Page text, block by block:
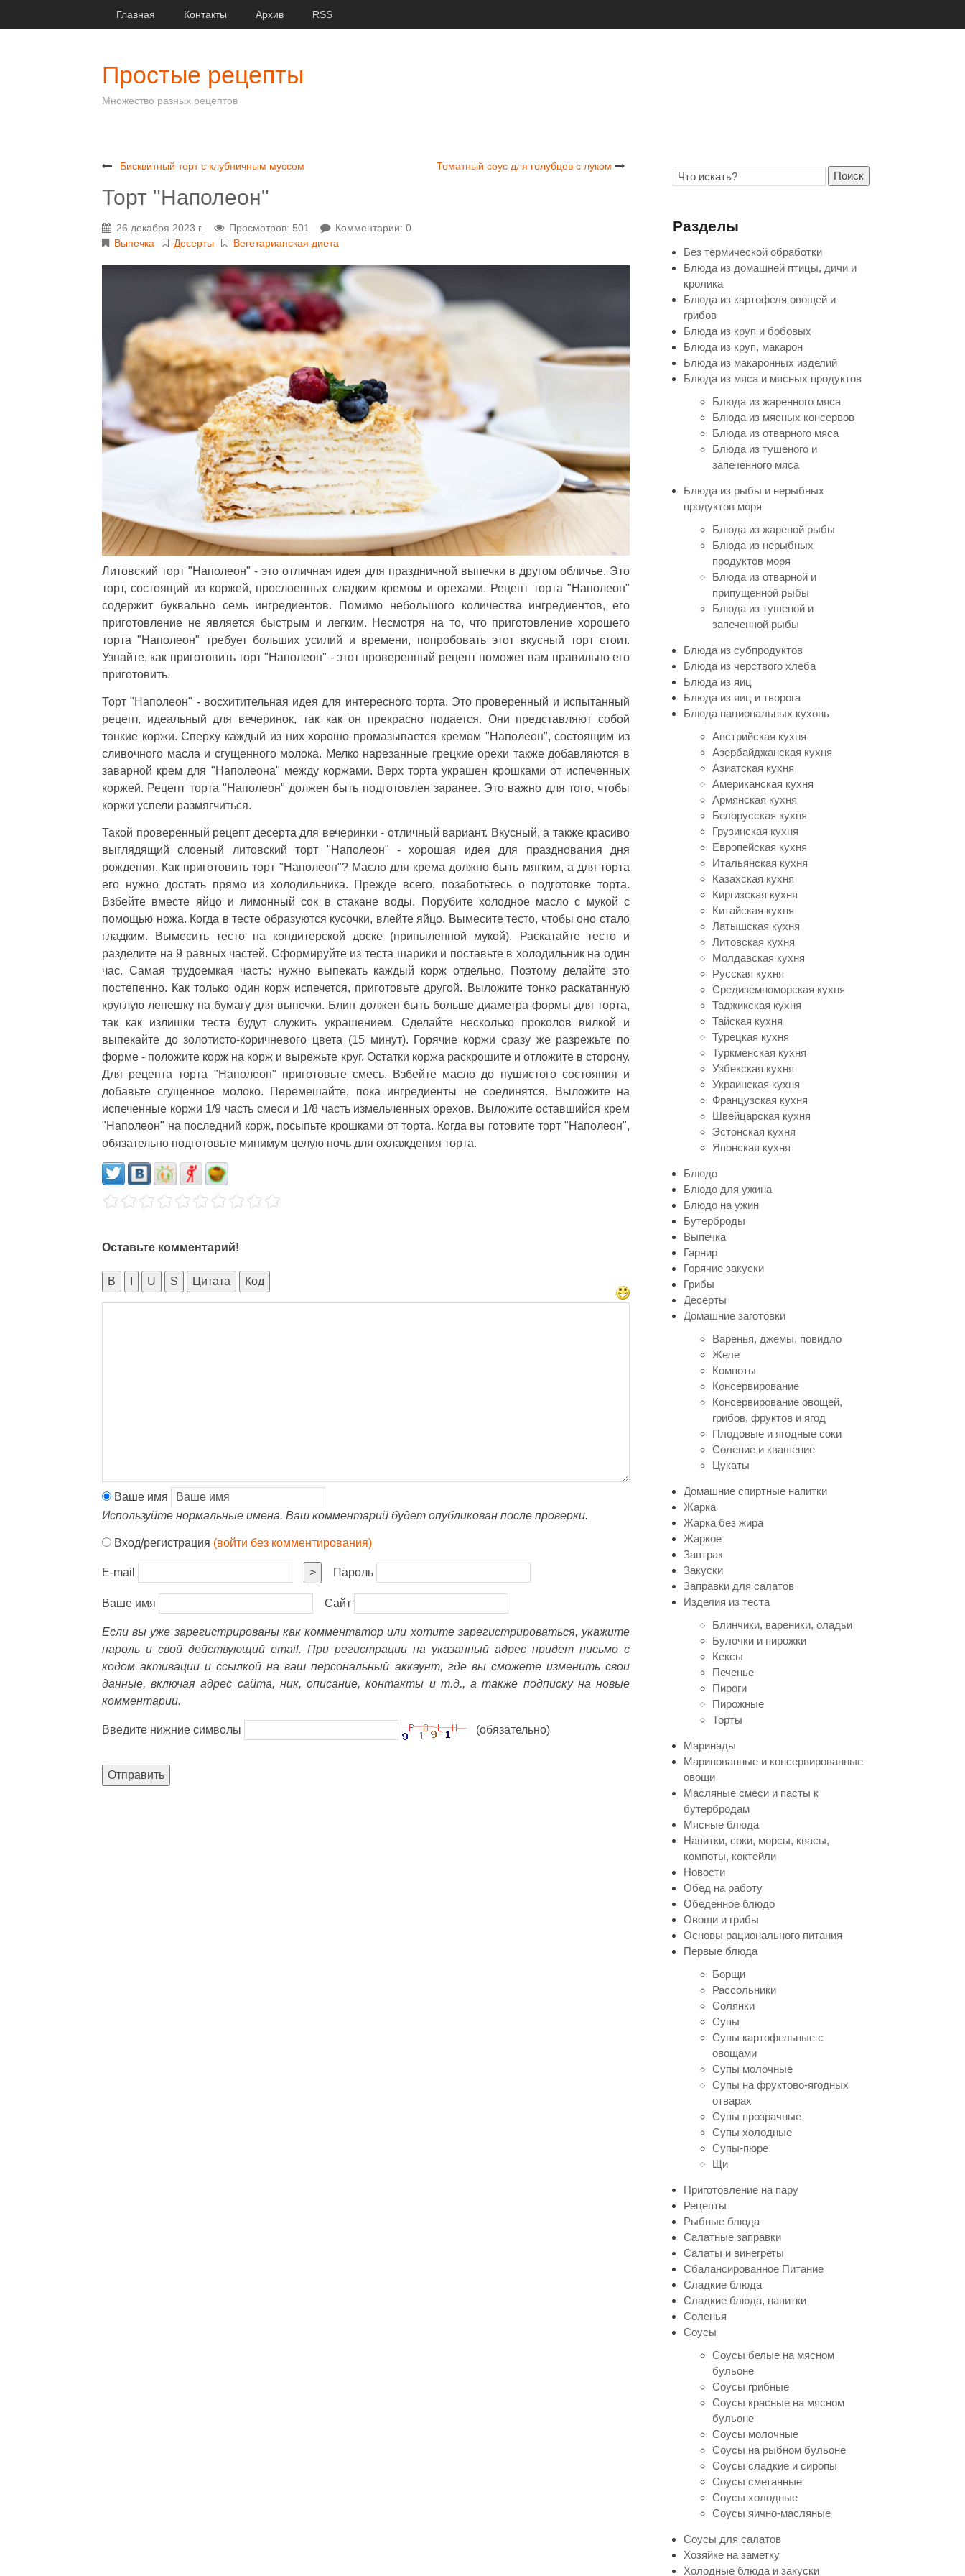
Главная Контакты Архив RSS
Простые рецепты
Множество разных рецептов
Бисквитный торт с клубничным муссом Томатный соус для голубцов с луком
Торт "Наполеон"
26 декабря 2023 г. Просмотров: 501
Комментарии: 0
Выпечка
Десерты Вегетарианская диета
Литовский торт "Наполеон" - это отличная идея для праздничной выпечки в другом обличье. Это
торт, состоящий из коржей, прослоенных сладким кремом и орехами. Рецепт торта "Наполеон"
содержит буквально семь ингредиентов. Помимо небольшого количества ингредиентов, его
приготовление не является быстрым и легким. Несмотря на то, что приготовление хорошего
торта "Наполеон" требует больших усилий и времени, попробовать этот вкусный торт стоит.
Узнайте, как приготовить торт "Наполеон" - этот проверенный рецепт поможет вам правильно его
приготовить.
Торт "Наполеон" - восхитительная идея для интересного торта. Это проверенный и испытанный
рецепт, идеальный для вечеринок, так как он прекрасно подается. Они представляют собой
тонкие коржи. Сверху каждый из них хорошо промазывается кремом "Наполеон", состоящим из
сливочного масла и сгущенного молока. Мелко нарезанные грецкие орехи также добавляются в
заварной крем для "Наполеона" между коржами. Верх торта украшен крошками от испеченных
коржей. Рецепт торта "Наполеон" должен быть подготовлен заранее. Это важно для того, чтобы
коржи успели размягчиться.
Такой проверенный рецепт десерта для вечеринки - отличный вариант. Вкусный, а также красиво
выглядящий слоеный литовский торт "Наполеон" - хорошая идея для празднования дня
рождения. Как приготовить торт "Наполеон"? Масло для крема должно быть мягким, а для торта
его нужно достать прямо из холодильника. Прежде всего, позаботьтесь о подготовке торта.
Взбейте вместе яйцо и лимонный сок в стакане воды. Порубите холодное масло с мукой с
помощью ножа. Когда в тесте образуются кусочки, влейте яйцо. Вымесите тесто, чтобы оно стало
гладким. Вымесить тесто на кондитерской доске (припыленной мукой). Раскатайте тесто и
разделите на 9 равных частей. Сформируйте из теста шарики и поставьте в холодильник на один
час. Самая трудоемкая часть: нужно выпекать каждый корж отдельно. Поэтому делайте это
постепенно. Как только один корж испечется, приготовьте другой. Выложите тонко раскатанную
круглую лепешку на бумагу для выпечки. Блин должен быть больше диаметра формы для торта,
так как излишки теста будут служить украшением. Сделайте несколько проколов вилкой и
выпекайте до золотисто-коричневого цвета (15 минут). Горячие коржи сразу же разрежьте по
форме - положите корж на корж и вырежьте круг. Остатки коржа раскрошите и отложите в сторону.
Для рецепта торта "Наполеон" приготовьте смесь. Взбейте масло до пушистого состояния и
добавьте сгущенное молоко. Перемешайте, пока ингредиенты не соединятся. Выложите на
испеченные коржи 1/9 часть смеси и 1/8 часть измельченных орехов. Выложите оставшийся крем
"Наполеон" на последний корж, посыпьте крошками от торта. Когда вы готовите торт "Наполеон",
обязательно подготовьте минимум целую ночь для охлаждения торта.
Оставьте комментарий!
B U S Цитата Код
Ваше имя
Используйте нормальные имена. Ваш комментарий будет опубликован после проверки.
Вход/регистрация (войти без комментирования)
E-mail > Пароль
Ваше имя Сайт
Если вы уже зарегистрированы как комментатор или хотите зарегистрироваться, укажите
пароль и свой действующий email. При регистрации на указанный адрес придет письмо с
кодом активации и ссылкой на ваш персональный аккаунт, где вы сможете изменить свои
данные, включая адрес сайта, ник, описание, контакты и т.д., а также подписку на новые
комментарии.
Введите нижние символы (обязательно)
Отправить
Поиск
Разделы
Без термической обработки
Блюда из домашней птицы, дичи и
кролика
Блюда из картофеля овощей и
грибов
Блюда из круп и бобовых
Блюда из круп, макарон
Блюда из макаронных изделий
Блюда из мяса и мясных продуктов
Блюда из жаренного мяса
Блюда из мясных консервов
Блюда из отварного мяса
Блюда из тушеного и
запеченного мяса
Блюда из рыбы и нерыбных
продуктов моря
Блюда из жареной рыбы
Блюда из нерыбных
продуктов моря
Блюда из отварной и
припущенной рыбы
Блюда из тушеной и
запеченной рыбы
Блюда из субпродуктов
Блюда из черствого хлеба
Блюда из яиц
Блюда из яиц и творога
Блюда национальных кухонь
Австрийская кухня
Азербайджанская кухня
Азиатская кухня
Американская кухня
Армянская кухня
Белорусская кухня
Грузинская кухня
Европейская кухня
Итальянская кухня
Казахская кухня
Киргизская кухня
Китайская кухня
Латышская кухня
Литовская кухня
Молдавская кухня
Русская кухня
Средиземноморская кухня
Таджикская кухня
Тайская кухня
Турецкая кухня
Туркменская кухня
Узбекская кухня
Украинская кухня
Французская кухня
Швейцарская кухня
Эстонская кухня
Японская кухня
Блюдо
Блюдо для ужина
Блюдо на ужин
Бутерброды
Выпечка
Гарнир
Горячие закуски
Грибы
Десерты
Домашние заготовки
Варенья, джемы, повидло
Желе
Компоты
Консервирование
Консервирование овощей,
грибов, фруктов и ягод
Плодовые и ягодные соки
Соление и квашение
Цукаты
Домашние спиртные напитки
Жарка
Жарка без жира
Жаркое
Завтрак
Закуски
Заправки для салатов
Изделия из теста
Блинчики, вареники, оладьи
Булочки и пирожки
Кексы
Печенье
Пироги
Пирожные
Торты
Маринады
Маринованные и консервированные
овощи
Масляные смеси и пасты к
бутербродам
Мясные блюда
Напитки, соки, морсы, квасы,
компоты, коктейли
Новости
Обед на работу
Обеденное блюдо
Овощи и грибы
Основы рационального питания
Первые блюда
Борщи
Рассольники
Солянки
Супы
Супы картофельные с
овощами
Супы молочные
Супы на фруктово-ягодных
отварах
Супы прозрачные
Супы холодные
Супы-пюре
Щи
Приготовление на пару
Рецепты
Рыбные блюда
Салатные заправки
Салаты и винегреты
Сбалансированное Питание
Сладкие блюда
Сладкие блюда, напитки
Соленья
Соусы
Соусы белые на мясном
бульоне
Соусы грибные
Соусы красные на мясном
бульоне
Соусы молочные
Соусы на рыбном бульоне
Соусы сладкие и сиропы
Соусы сметанные
Соусы холодные
Соусы яично-масляные
Соусы для салатов
Хозяйке на заметку
Холодные блюда и закуски